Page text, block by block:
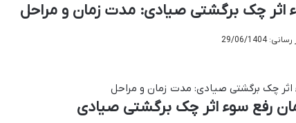
اثر چک برگشتی صیادی: مدت زمان و مراحل
29/06/1404
رفع سوء اثر چک برگشتی صیادی